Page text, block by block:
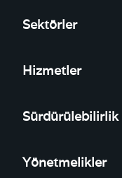
Sektörler
Hizmetler
Sürdürülebilirlik
Yönetmelikler